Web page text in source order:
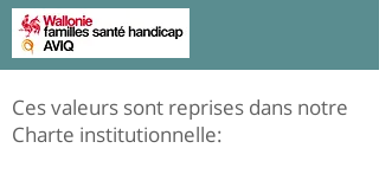
​Ces valeurs sont reprises dans notre
Charte institutionnelle: